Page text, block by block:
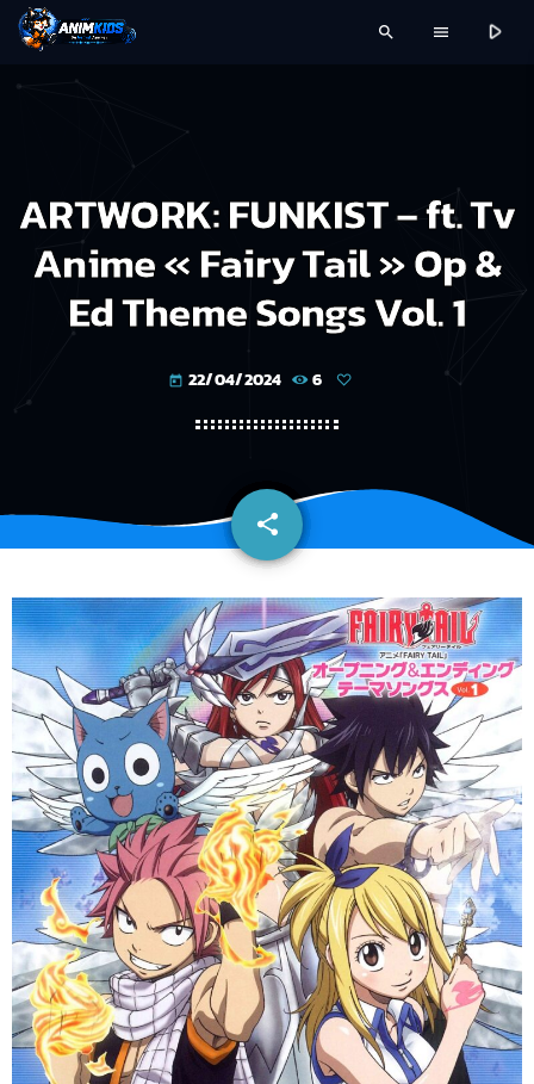
search menu play_arrow
ARTWORK: FUNKIST – ft. Tv
Anime « Fairy Tail » Op &
Ed Theme Songs Vol. 1
today 22/04/2024 6
share
email